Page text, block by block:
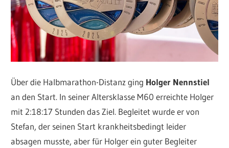
Über die Halbmarathon-Distanz ging Holger Nennstiel
an den Start. In seiner Altersklasse M60 erreichte Holger
mit 2:18:17 Stunden das Ziel. Begleitet wurde er von
Stefan, der seinen Start krankheitsbedingt leider
absagen musste, aber für Holger ein guter Begleiter